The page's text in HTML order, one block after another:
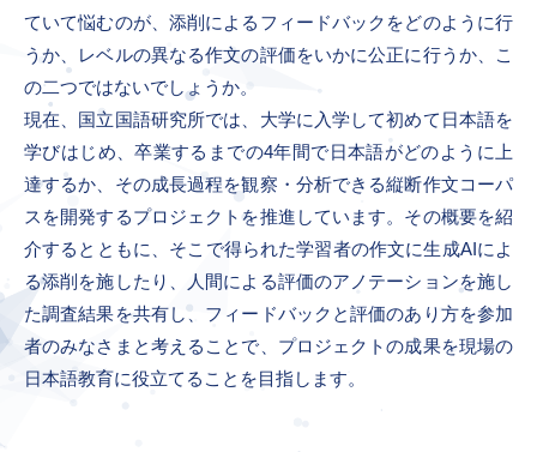
ていて悩むのが、添削によるフィードバックをどのように行
うか、レベルの異なる作文の評価をいかに公正に行うか、こ
の二つではないでしょうか。
現在、国立国語研究所では、大学に入学して初めて日本語を
学びはじめ、卒業するまでの4年間で日本語がどのように上
達するか、その成長過程を観察・分析できる縦断作文コーパ
スを開発するプロジェクトを推進しています。その概要を紹
介するとともに、そこで得られた学習者の作文に生成AIによ
る添削を施したり、人間による評価のアノテーションを施し
た調査結果を共有し、フィードバックと評価のあり方を参加
者のみなさまと考えることで、プロジェクトの成果を現場の
日本語教育に役立てることを目指します。